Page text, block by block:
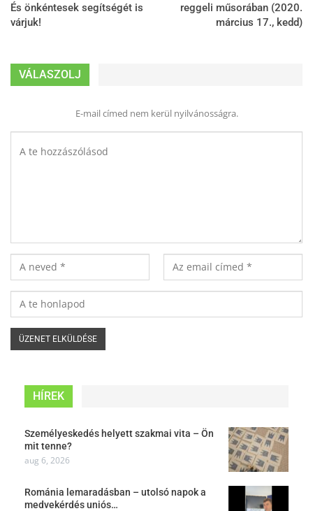
És önkéntesek segítségét is
várjuk!
reggeli műsorában (2020.
március 17., kedd)
VÁLASZOLJ
E-mail címed nem kerül nyilvánosságra.
HÍREK
Személyeskedés helyett szakmai vita – Ön
mit tenne?
aug 6, 2026
Románia lemaradásban – utolsó napok a
medvekérdés uniós…